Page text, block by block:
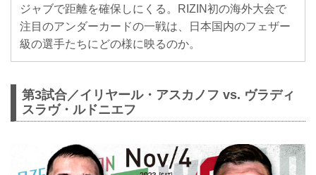
ジャブで距離を確保しにくる。RIZIN初の海外大会で
注目のアンダーカードの一戦は、日本国内のフェザー
級の選手たちにどの様に映るのか。
第3試合／イリヤール・アスカノフ vs. ヴラディ
スラヴ・ルドニエフ